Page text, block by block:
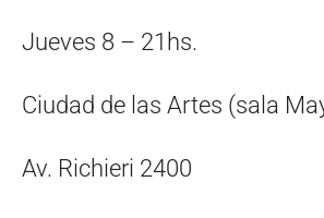
Jueves 8 – 21hs.
Ciudad de las Artes (sala
Av. Richieri 2400